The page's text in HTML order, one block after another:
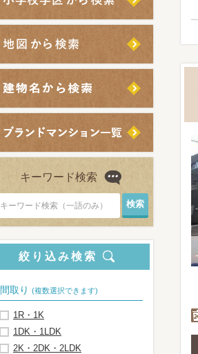
キーワード検索
キーワード検索（一語のみ）
絞り込み検索
間取り (複数選択できます)
1R・1K
1DK・1LDK
2K・2DK・2LDK